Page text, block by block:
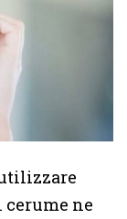
cerume ne